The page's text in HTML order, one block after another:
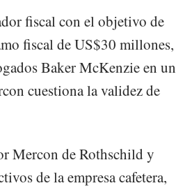
fiscal con el objetivo de
fiscal de US$30 millones,
Baker McKenzie en un
cuestiona la validez de
Mercon de Rothschild y
de la empresa cafetera,